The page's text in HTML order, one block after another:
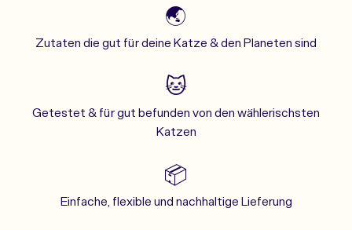
🌏
Zutaten die gut für deine Katze & den Planeten sind
🐱
Getestet & für gut befunden von den wählerischsten
Katzen
📦
Einfache, flexible und nachhaltige Lieferung